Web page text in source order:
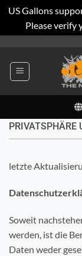
US Gallons
Please verify
content
PRIVATSPHÄRE
letzte
Soweit
werden, ist die
Daten weder